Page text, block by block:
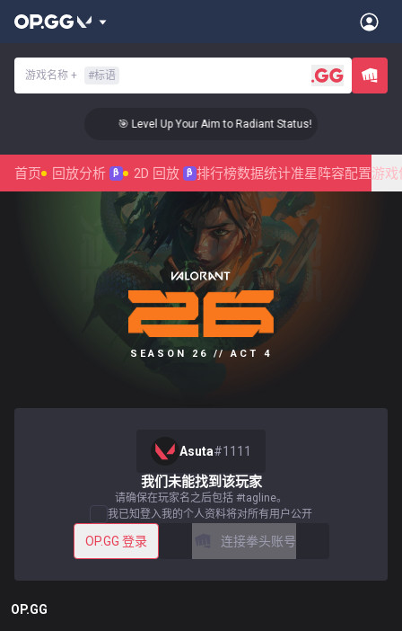
游戏名称 + #标语
🎯 Level Up Your Aim to Radiant Status!
首页 回放分析 β 2D 回放 β 排行榜数据统计准星 阵容配置游戏
SEASON 26 // ACT 4
Asuta#1111
我们未能找到该玩家
请确保在玩家名之后包括 #tagline。
我已知登入我的个人资料将对所有用户公开
OP.GG 登录 连接拳头账号
OP.GG